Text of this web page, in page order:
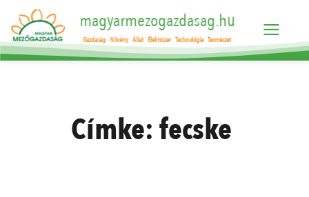
magyarmezogazdasag.hu
Gazdaság Növény Állat Élelmiszer Technológia Természet
Címke:fecske